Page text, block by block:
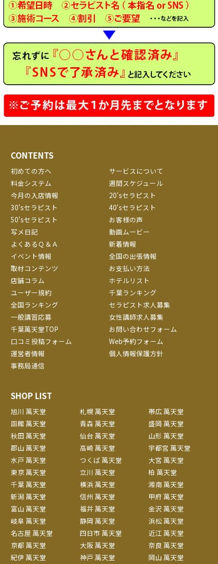
CONTENTS
初めての方へ
サービスについて
料金システム
週間スケジュール
今月の入店情報
20'sセラピスト
30'sセラピスト
40'sセラピスト
50'sセラピスト
お客様の声
写メ日記
動画ムービー
よくあるＱ＆Ａ
新着情報
イベント情報
全国の出張情報
取材コンテンツ
お支払い方法
店舗コラム
ホテルリスト
ユーザー規約
千葉ランキング
全国ランキング
セラピスト求人募集
一般講習応募
女性講師求人募集
千葉萬天堂TOP
お問い合わせフォーム
口コミ投稿フォーム
Web予約フォーム
運営者情報
個人情報保護方針
事務局通信
SHOP LIST
旭川 萬天堂 札幌 萬天堂
帯広 萬天堂
函館 萬天堂
青森 萬天堂
盛岡 萬天堂
秋田 萬天堂
仙台 萬天堂
山形 萬天堂
郡山 萬天堂
高崎 萬天堂
宇都宮 萬天堂
水戸 萬天堂
つくば 萬天堂
大宮 萬天堂
東京 萬天堂
立川 萬天堂
柏 萬天堂
千葉 萬天堂
横浜 萬天堂
湘南 萬天堂
新潟 萬天堂
信州 萬天堂
甲府 萬天堂
富山 萬天堂
福井 萬天堂
金沢 萬天堂
岐阜 萬天堂
静岡 萬天堂
浜松 萬天堂
名古屋 萬天堂
四日市 萬天堂
近江 萬天堂
京都 萬天堂
大阪 萬天堂
奈良 萬天堂
紀伊 萬天堂
神戸 萬天堂 岡山 萬天堂